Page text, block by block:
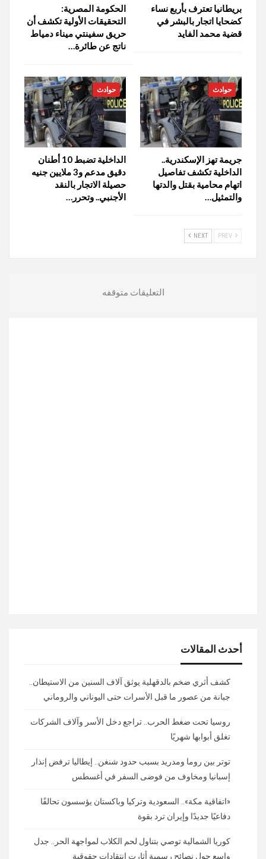
بريطانيا تعترف بأربع نساء
كضحايا اتجار بالبشر في
قضية محمد الفايد
الحكومة المصرية:
التحقيقات الأولية تكشف أن
حريق سفينتي ميناء دمياط
ناتج عن طائرة…
حوادث
جريمة تهز الإسكندرية..
الداخلية تكشف تفاصيل
اتهام محامية بقتل والدتها
والتمثيل…
حوادث
الداخلية تضبط 10 أطنان
دقيق مدعم و3 ملايين جنيه
حصيلة الاتجار بالنقد
الأجنبي.. وتحرر…
NEXT
التعليقات متوقفه
أحدث المقالات
كشف أثري ضخم بالدقهلية يوثق آلاف السنين من الاستيطان..
جبانة من عصور ما قبل الأسرات حتى اليوناني والروماني
روسيا تحت ضغط الحرب.. تراجع دخل الأسر وآلاف الشركات
تغلق أبوابها شهريًا
توتر بين روما ومدريد بسبب حدود شنغن.. إيطاليا ترفض إنذار
إسبانيا ومخاوف من فوضى السفر في أغسطس
«اتفاقية مكة».. السعودية وتركيا وباكستان يؤسسون تحالفًا
دفاعيًا جديدًا وإيران ترد بقوة
كوريا الشمالية توصي بتناول لحم الكلاب لمواجهة الحر.. جدل
واسع حول نصائح رسمية أثارت انتقادات حقوقية